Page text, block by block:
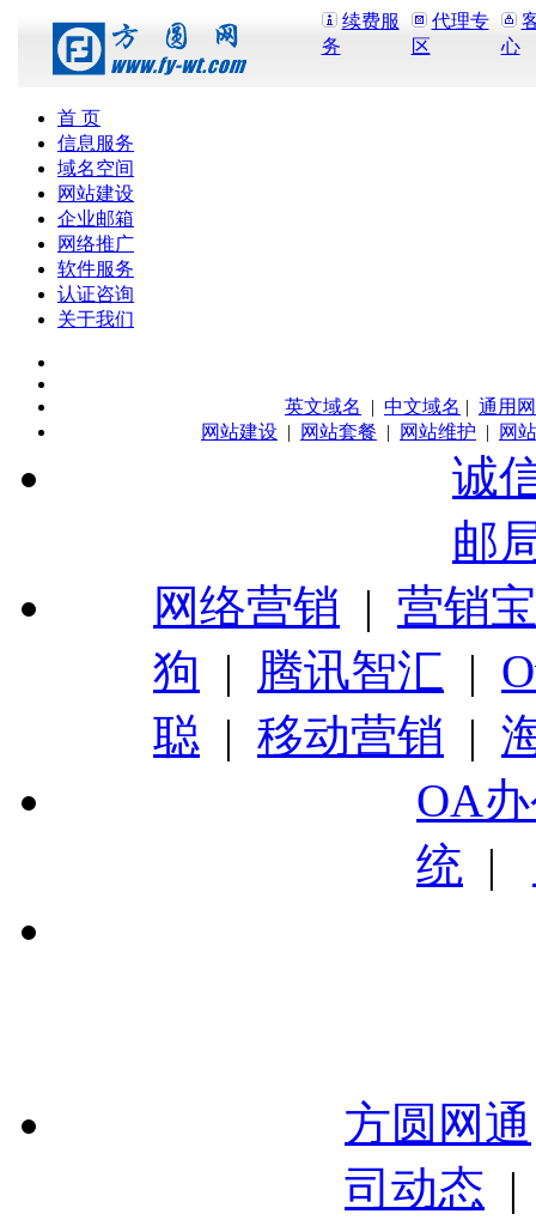
续费服
务
代理专
区
心
首 页
信息服务
域名空间
网站建设
企业邮箱
网络推广
软件服务
认证咨询
关于我们
英文域名 | 中文域名 | 通用
网站建设 | 网站套餐 | 网站维护 | 网
诚
邮
网络营销 | 营销宝
狗 | 腾讯智汇 |
聪 | 移动营销 |
OA
统 |
方圆网通
司动态